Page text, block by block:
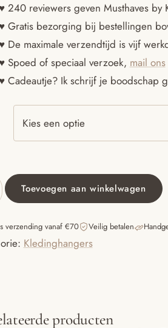
♥ 240 reviewers geven Musthaves by
♥ Gratis bezorging bij bestellingen
♥ De maximale verzendtijd is vijf
♥ Spoed of speciaal verzoek, mail ons
♥ Cadeautje? Ik schrijf je boodschap
Toevoegen aan winkelwagen
verzending vanaf €70 Veilig betalen
Kledinghangers
producten